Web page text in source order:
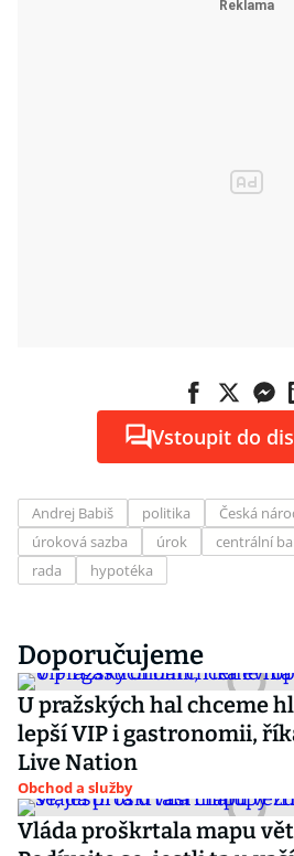
Vstoupit do
Andrej Babiš politika Česká
úroková sazba
úrok centrální
rada
hypotéka
Doporučujeme
U pražských hal chceme
lepší VIP i gastronomii,
Live Nation
Obchod a služby
Vláda proškrtala mapu